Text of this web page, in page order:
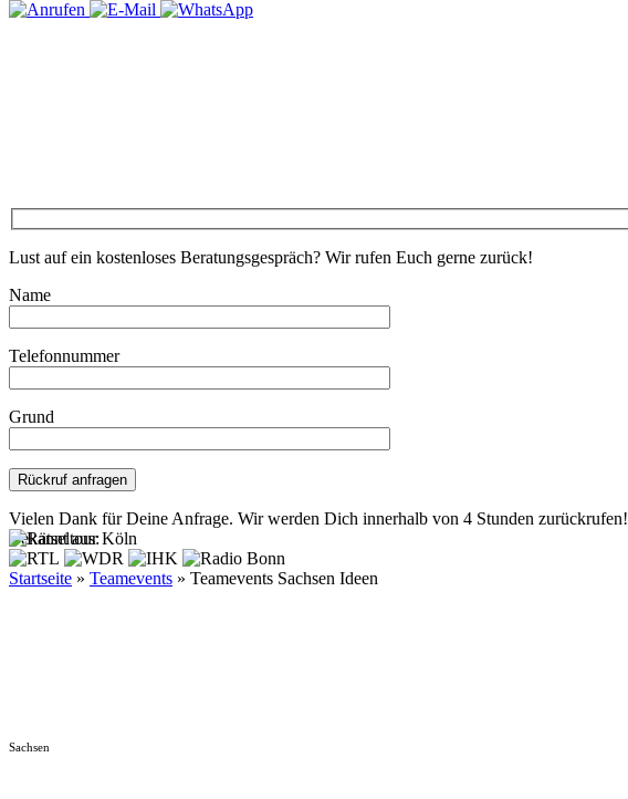
Lust auf ein kostenloses Beratungsgespräch? Wir rufen Euch gerne zurück!
Name
Telefonnummer
Grund
Vielen Dank für Deine Anfrage. Wir werden Dich innerhalb von 4 Stunden zurückrufen!
Bekannt aus:
Startseite » Teamevents » Teamevents Sachsen Ideen
Sachsen